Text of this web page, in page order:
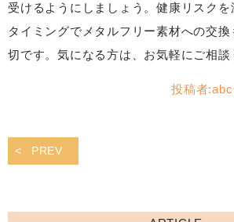
受けるようにしましょう。健康リスク
タイミングでメタルフリー素材への交
切です。気になる方は、お気軽にご相談
投稿者:
PREV